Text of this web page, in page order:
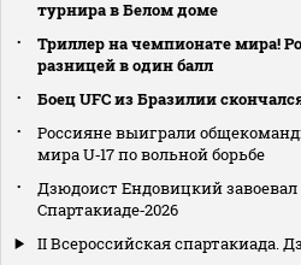
турнира в Белом доме
Триллер на чемпионате мира!
разницей в один балл
Боец UFC из Бразилии
Россияне выиграли
мира U‑17 по вольной борьбе
Дзюдоист Ендовицкий завоевал
Спартакиаде‑2026
II Всероссийская спартакиада.